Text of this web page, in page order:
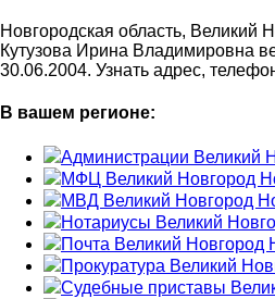
Новгородская область, Великий
Кутузова Ирина Владимировна
30.06.2004. Узнать адрес,
В вашем регионе:
Администрации Великий
МФЦ Великий Новгород
МВД Великий Новгород
Нотариусы Великий
Почта Великий Новгород
Прокуратура Великий
Судебные приставы